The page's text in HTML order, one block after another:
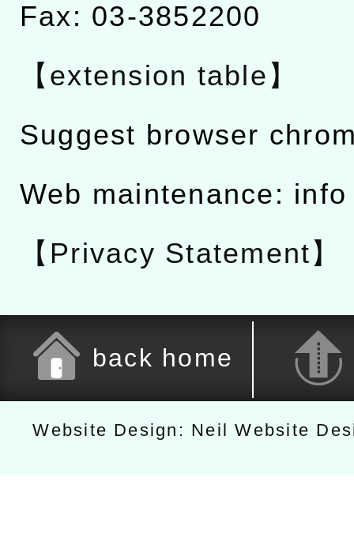
Fax: 03-3852200
【extension table】
Suggest browser
Web maintenance:
【Privacy Statement】
back home
Website Design: Neil Website